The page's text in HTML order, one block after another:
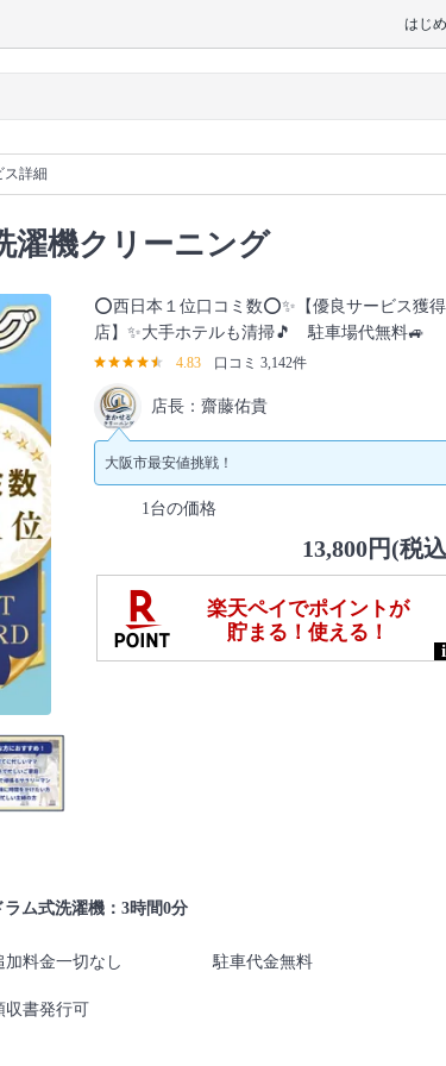
はじ
ス詳細
濯機クリーニング
⭕西日本１位口コミ数⭕✨【優良サービス獲得
店】✨大手ホテルも清掃🎵 駐車場代無料🚙
4.83 口コミ 3,142件
店長：齋藤佑貴
大阪市最安値挑戦！
1台の価格
13,800円(税
ラム式洗濯機：3時間0分
加料金一切なし 駐車代金無料
収書発行可